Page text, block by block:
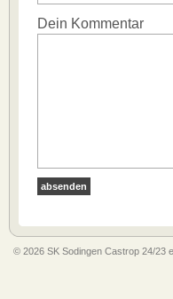
Dein Kommentar
© 2026 SK Sodingen Castrop 24/23